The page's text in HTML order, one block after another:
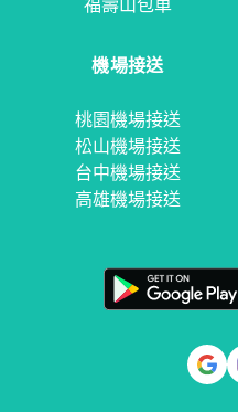
機場接送
桃園機場接送
松山機場接送
台中機場接送
高雄機場接送